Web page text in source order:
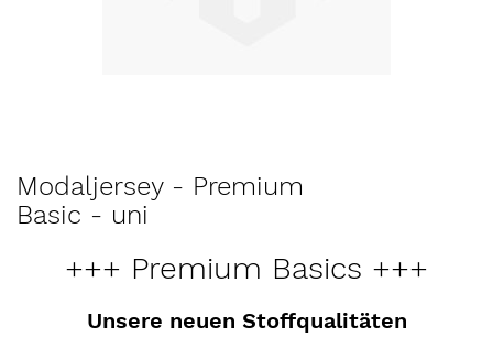
Anfang
der
springen
Modaljersey - Premium
Basic - uni
+++ Premium Basics +++
Unsere neuen Stoffqualitäten